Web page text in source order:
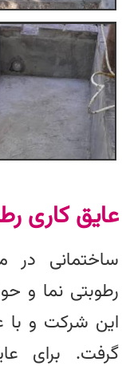
عایق کاری
ساختمانی در
رطوبتی نما و
این شرکت و با
گرفت. برای